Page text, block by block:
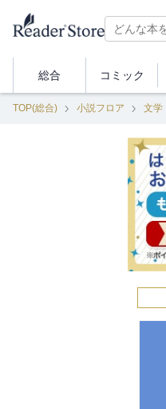
総合 コミック
TOP(総合) 小説フロア 文学